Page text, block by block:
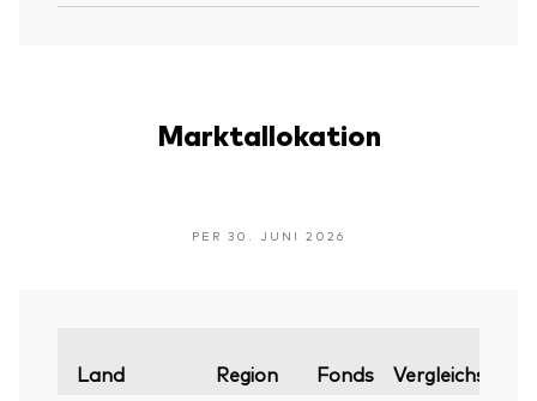
Marktallokation
PER 30. JUNI 2026
Land Region Fonds
Vergleichsindex